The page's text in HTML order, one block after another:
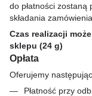
do płatności zostaną
składania
Czas realizacji
sklepu (24 g)
Opłata
Oferujemy
Płatność przy